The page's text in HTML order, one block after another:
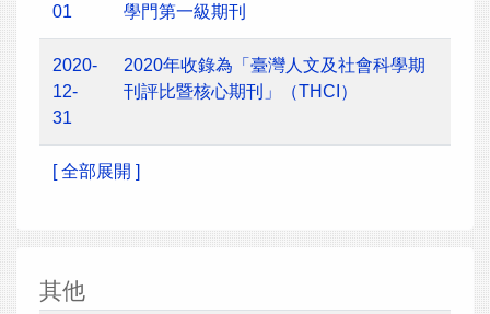
01
學門第一級期刊
2020-
12-
31
2020年收錄為「臺灣人文及社會科學期
刊評比暨核心期刊」（THCI）
[ 全部展開 ]
其他